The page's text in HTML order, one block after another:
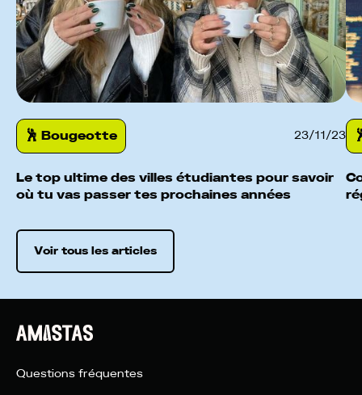
🕺️ Bougeotte 23/11 /23
Le top ultime des villes étudiantes pour savoir
où tu vas passer tes prochaines années
Voir tous les articles
Questions fréquentes